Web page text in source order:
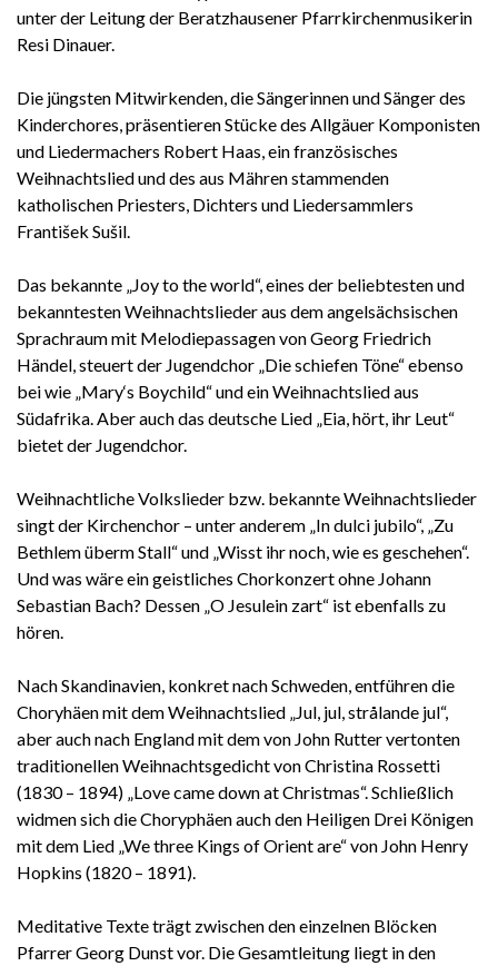
unter der Leitung der Beratzhausener Pfarrkirchenmusikerin
Resi Dinauer.
Die jüngsten Mitwirkenden, die Sängerinnen und Sänger des
Kinderchores, präsentieren Stücke des Allgäuer Komponisten
und Liedermachers Robert Haas, ein französisches
Weihnachtslied und des aus Mähren stammenden
katholischen Priesters, Dichters und Liedersammlers
František Sušil.
Das bekannte „Joy to the world“, eines der beliebtesten und
bekanntesten Weihnachtslieder aus dem angelsächsischen
Sprachraum mit Melodiepassagen von Georg Friedrich
Händel, steuert der Jugendchor „Die schiefen Töne“ ebenso
bei wie „Mary‘s Boychild“ und ein Weihnachtslied aus
Südafrika. Aber auch das deutsche Lied „Eia, hört, ihr Leut“
bietet der Jugendchor.
Weihnachtliche Volkslieder bzw. bekannte Weihnachtslieder
singt der Kirchenchor – unter anderem „In dulci jubilo“, „Zu
Bethlem überm Stall“ und „Wisst ihr noch, wie es geschehen“.
Und was wäre ein geistliches Chorkonzert ohne Johann
Sebastian Bach? Dessen „O Jesulein zart“ ist ebenfalls zu
hören.
Nach Skandinavien, konkret nach Schweden, entführen die
Choryhäen mit dem Weihnachtslied „Jul, jul, strålande jul“,
aber auch nach England mit dem von John Rutter vertonten
traditionellen Weihnachtsgedicht von Christina Rossetti
(1830 – 1894) „Love came down at Christmas“. Schließlich
widmen sich die Choryphäen auch den Heiligen Drei Königen
mit dem Lied „We three Kings of Orient are“ von John Henry
Hopkins (1820 – 1891).
Meditative Texte trägt zwischen den einzelnen Blöcken
Pfarrer Georg Dunst vor. Die Gesamtleitung liegt in den